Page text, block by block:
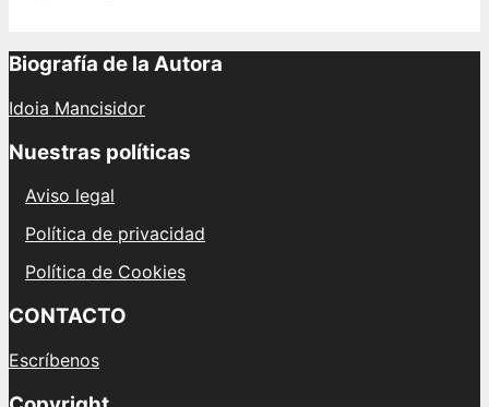
Biografía de la Autora
Idoia Mancisidor
Nuestras políticas
Aviso legal
Política de privacidad
Política de Cookies
CONTACTO
Escríbenos